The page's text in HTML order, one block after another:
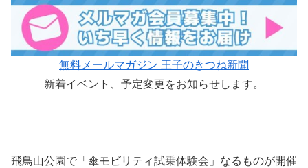
無料メールマガジン 王子のきつね新聞
新着イベント、予定変更をお知らせします。
飛鳥山公園で「傘モビリティ試乗体験会」なるものが開催